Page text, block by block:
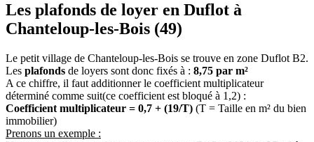
Les plafonds de loyer en Duflot à
Chanteloup-les-Bois (49)
Le petit village de Chanteloup-les-Bois se trouve en zone Duflot B2.
Les plafonds de loyers sont donc fixés à : 8,75 par m²
A ce chiffre, il faut additionner le coefficient multiplicateur
déterminé comme suit(ce coefficient est bloqué à 1,2) :
Coefficient multiplicateur = 0,7 + (19/T) (T = Taille en m² du bien
immobilier)
Prenons un exemple :